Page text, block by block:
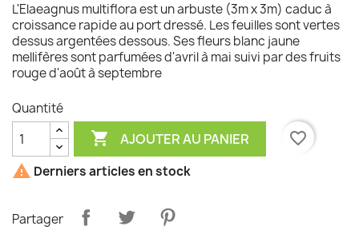
L'Elaeagnus multiflora est un arbuste (3m x 3m) caduc à
croissance rapide au port dressé. Les feuilles sont vertes
dessus argentées dessous. Ses fleurs blanc jaune
mellifères sont parfumées d'avril à mai suivi par des fruits
rouge d'août à septembre
Quantité
 AJOUTER AU PANIER
favorite_border
 Derniers articles en stock
Partager